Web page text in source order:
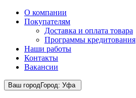
О компании
Покупателям
Доставка и оплата товара
Программы кредитования
Наши работы
Контакты
Вакансии
Ваш городГород: Уфа